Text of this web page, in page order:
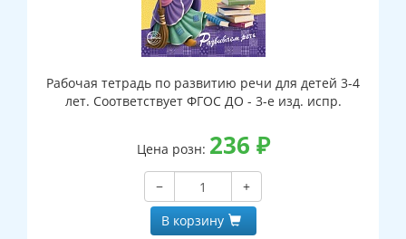
Рабочая тетрадь по развитию речи для детей 3-4
лет. Соответствует ФГОС ДО - 3-е изд. испр.
Цена розн: 236 ₽
−
+
В корзину